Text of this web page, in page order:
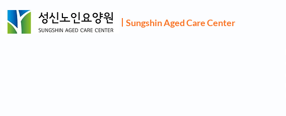
Sungshin Aged Care Center